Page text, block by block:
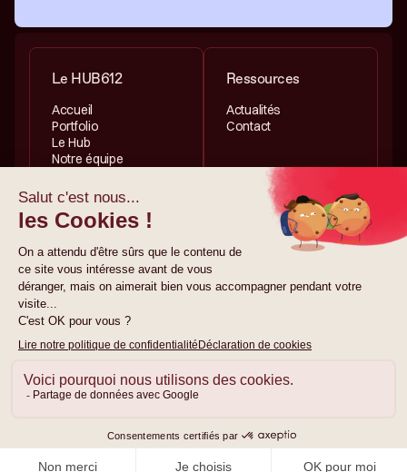
Le HUB612
Accueil
Portfolio
Le Hub
Notre équipe
Ressources
Actualités
Contact
Services
Investissement
Accélération
Informations légales
Politique de
Politique de cookies
droits réservés.
Site créé par